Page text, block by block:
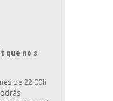
que no s
de 22:00h